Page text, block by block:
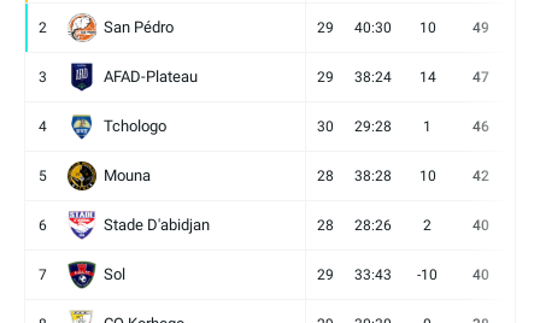
2 San Pédro 29 40:30 10 49
3 AFAD-Plateau 29 38:24 14 47
4 Tchologo 30 29:28 1 46
5 Mouna 28 38:28 10 42
6 Stade D'abidjan 28 28:26 2 40
7 Sol 29 33:43 -10 40